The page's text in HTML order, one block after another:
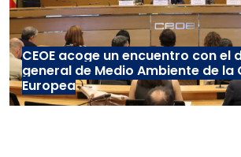
CEOE acoge un encuentro con el
general de Medio Ambiente de la
Europea